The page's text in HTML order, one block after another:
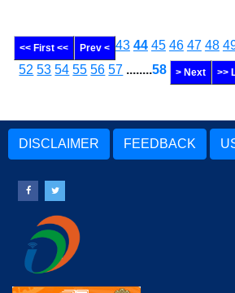
<< First << Prev < 43 44 45 46 47 48
52 53 54 55 56 57 ........58 > Next >>
DISCLAIMER FEEDBACK